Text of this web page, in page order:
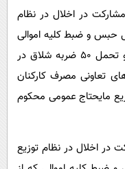
در اخلال در نظام
حبس و ضبط کلیه اموالی
که از طریق خلاف قانون به دست آمده و تحمل ٥٠ ضربه شلاق در
تعاونی مصرف کارکنان
مایحتاج عمومی محکوم
در اخلال در نظام توزیع